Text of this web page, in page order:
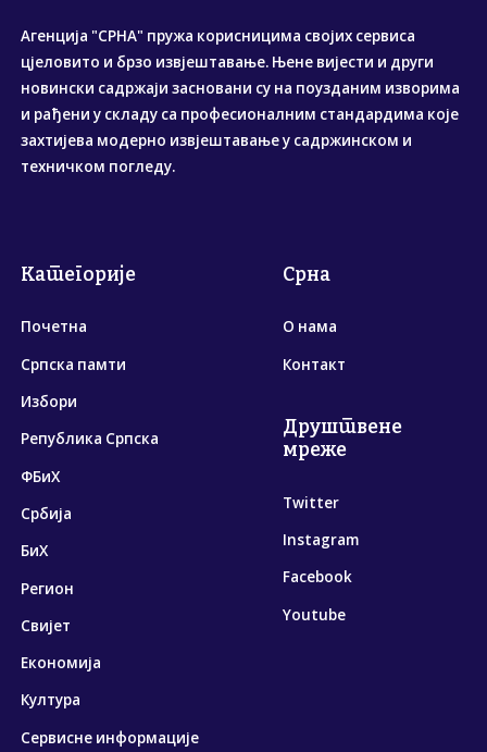
Агенција "СРНА" пружа корисницима својих сервиса
цјеловито и брзо извјештавање. Њене вијести и други
новински садржаји засновани су на поузданим изворима
и рађени у складу са професионалним стандардима које
захтијева модерно извјештавање у садржинском и
техничком погледу.
Категорије
Почетна
Српска памти
Избори
Република Српска
ФБиХ
Србија
БиХ
Регион
Свијет
Економија
Култура
Сервисне информације
Срна
О нама
Контакт
Друштвене
мреже
Twitter
Instagram
Facebook
Youtube